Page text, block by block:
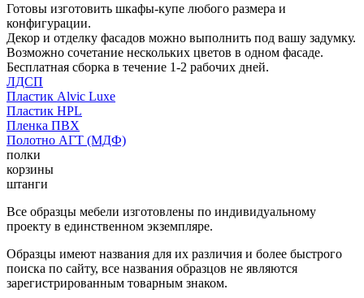
Готовы изготовить шкафы-купе любого размера и
конфигурации.
Декор и отделку фасадов можно выполнить под вашу задумку.
Возможно сочетание нескольких цветов в одном фасаде.
Бесплатная сборка в течение 1-2 рабочих дней.
ЛДСП
Пластик Alvic Luxe
Пластик HPL
Пленка ПВХ
Полотно АГТ (МДФ)
полки
корзины
штанги
Все образцы мебели изготовлены по индивидуальному
проекту в единственном экземпляре.
Образцы имеют названия для их различия и более быстрого
поиска по сайту, все названия образцов не являются
зарегистрированным товарным знаком.